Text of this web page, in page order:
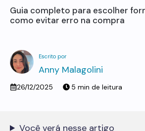
Guia completo para escolher
como evitar erro na compra
Anny Malagolini
26/12/2025
Você verá nesse artigo